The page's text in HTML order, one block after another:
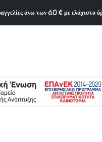
άνω των 60 € με ελάχιστο